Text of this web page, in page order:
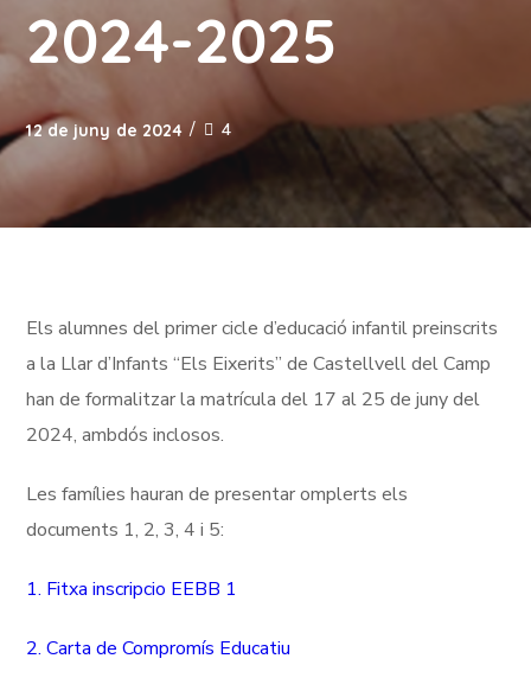
2024-2025
12 de juny de 2024 4
Els alumnes del primer cicle d’educació infantil preinscrits
a la Llar d’Infants “Els Eixerits” de Castellvell del Camp
han de formalitzar la matrícula del 17 al 25 de juny del
2024, ambdós inclosos.
Les famílies hauran de presentar omplerts els
documents 1, 2, 3, 4 i 5:
1. Fitxa inscripcio EEBB 1
2. Carta de Compromís Educatiu